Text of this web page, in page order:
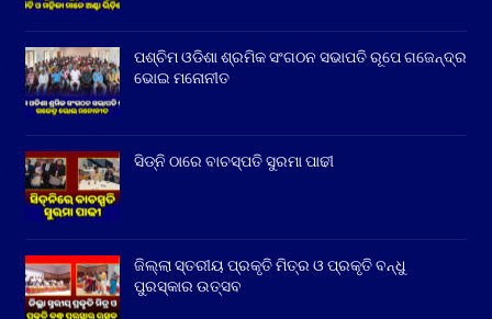
ପଶ୍ଚିମ ଓଡିଶା ଶ୍ରମିକ ସଂଗଠନ ସଭାପତି ରୂପେ ଗଜେନ୍ଦ୍ର
ଭୋଇ ମନୋନୀତ
ସିଡ୍‌ନି ଠାରେ ବାଚସ୍ପତି ସୁରମା ପାଢୀ
ଜିଲ୍ଲା ସ୍ତରୀୟ ପ୍ରକୃତି ମିତ୍ର ଓ ପ୍ରକୃତି ବନ୍ଧୁ
ପୁରସ୍କାର ଉତ୍ସବ